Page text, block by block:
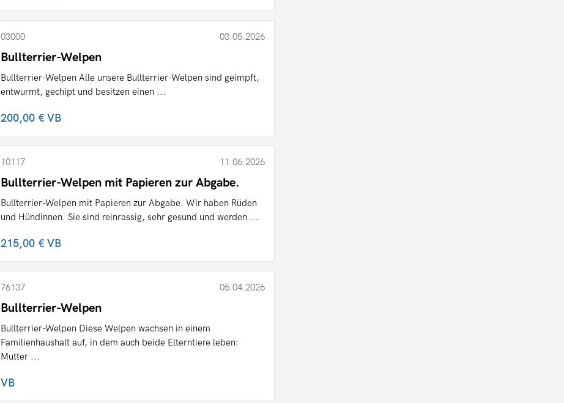
03000 03.05.2026
Bullterrier-Welpen
Bullterrier-Welpen Alle unsere Bullterrier-Welpen sind geimpft,
entwurmt, gechipt und besitzen einen ...
200,00 €VB
10117 11.06.2026
Bullterrier-Welpen mit Papieren zur Abgabe.
Bullterrier-Welpen mit Papieren zur Abgabe. Wir haben Rüden
und Hündinnen. Sie sind reinrassig, sehr gesund und werden ...
215,00 €VB
76137 05.04.2026
Bullterrier-Welpen
Bullterrier-Welpen Diese Welpen wachsen in einem
Familienhaushalt auf, in dem auch beide Elterntiere leben:
Mutter ...
VB